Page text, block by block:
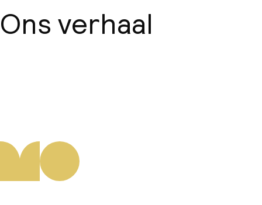
Schoonmaakvoorzieningen
Vergaderruimte
Ons verhaal